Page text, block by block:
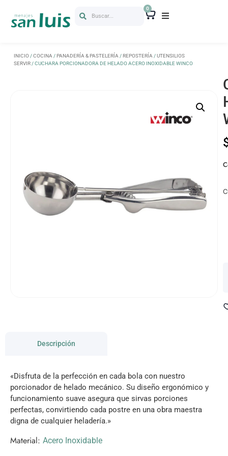
Buscar...
0
INICIO /COCINA /PANADERÍA & PASTELERÍA /REPOSTERÍA /UTENSILIOS
SERVIR / CUCHARA PORCIONADORA DE HELADO ACERO INOXIDABLE WINCO
Descripción
«Disfruta de la perfección en cada bola con nuestro
porcionador de helado mecánico. Su diseño ergonómico y
funcionamiento suave asegura que sirvas porciones
perfectas, convirtiendo cada postre en una obra maestra
digna de cualquier heladería.»
Material: Acero Inoxidable